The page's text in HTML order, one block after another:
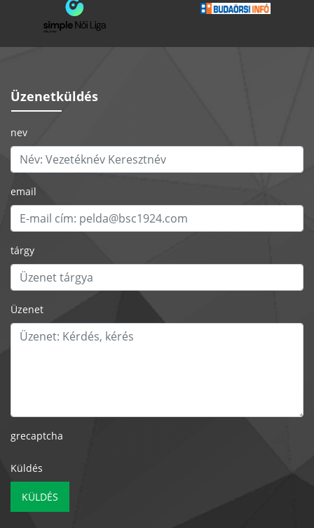
Üzenetküldés
nev
email
tárgy
Üzenet
grecaptcha
Küldés
KÜLDÉS